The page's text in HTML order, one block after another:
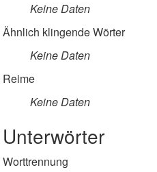
Keine Daten
Ähnlich klingende Wörter
Keine Daten
Reime
Keine Daten
Unterwörter
Worttrennung